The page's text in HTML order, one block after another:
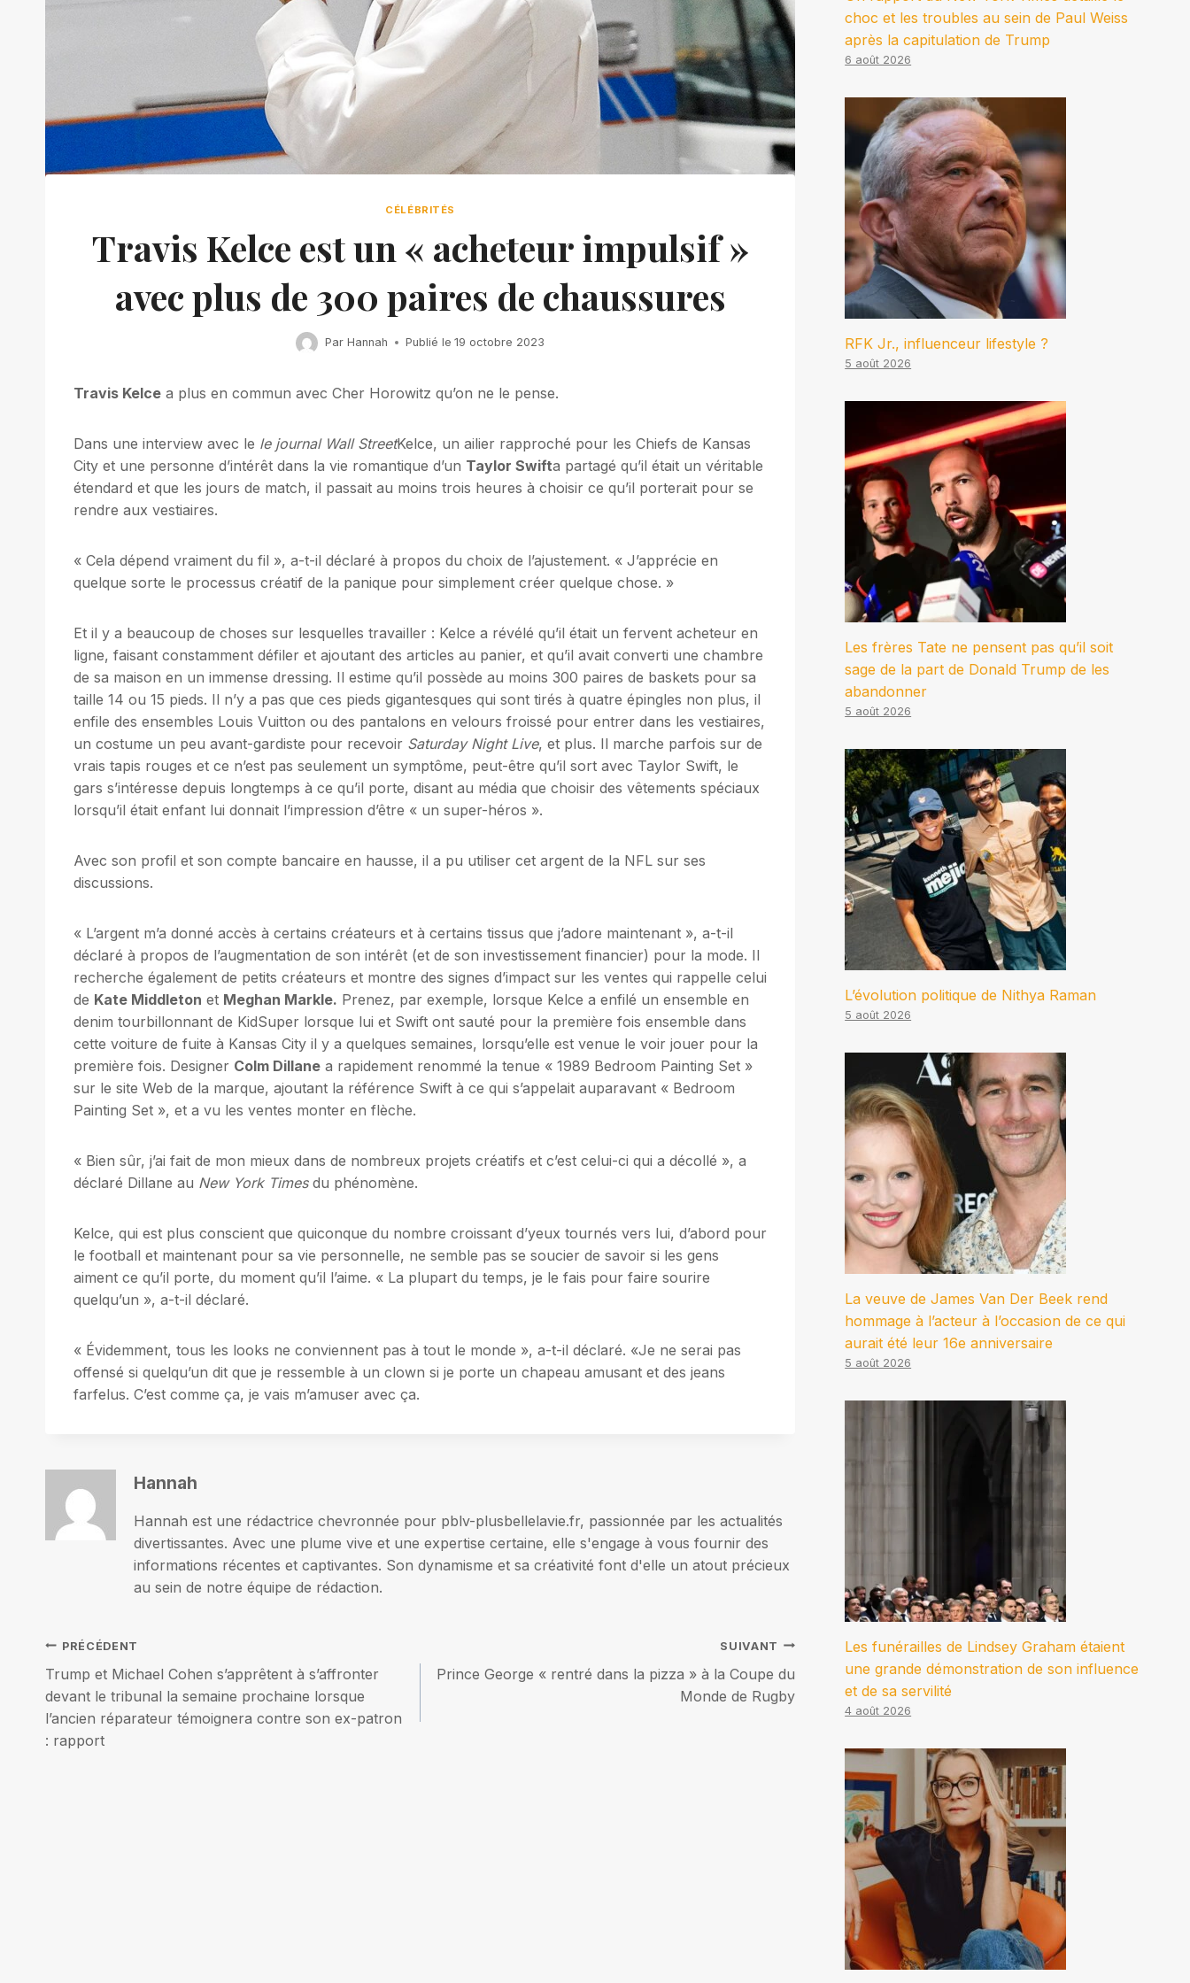
CÉLÉBRITÉS
Travis Kelce est un « acheteur impulsif »
avec plus de 300 paires de chaussures
Par Hannah Publié le 19 octobre 2023
Travis Kelce a plus en commun avec Cher Horowitz qu’on ne le pense.
Dans une interview avec le le journal Wall StreetKelce, un ailier rapproché pour les Chiefs de Kansas
City et une personne d’intérêt dans la vie romantique d’un Taylor Swifta partagé qu’il était un véritable
étendard et que les jours de match, il passait au moins trois heures à choisir ce qu’il porterait pour se
rendre aux vestiaires.
« Cela dépend vraiment du fil », a-t-il déclaré à propos du choix de l’ajustement. « J’apprécie en
quelque sorte le processus créatif de la panique pour simplement créer quelque chose. »
Et il y a beaucoup de choses sur lesquelles travailler : Kelce a révélé qu’il était un fervent acheteur en
ligne, faisant constamment défiler et ajoutant des articles au panier, et qu’il avait converti une chambre
de sa maison en un immense dressing. Il estime qu’il possède au moins 300 paires de baskets pour sa
taille 14 ou 15 pieds. Il n’y a pas que ces pieds gigantesques qui sont tirés à quatre épingles non plus, il
enfile des ensembles Louis Vuitton ou des pantalons en velours froissé pour entrer dans les vestiaires,
un costume un peu avant-gardiste pour recevoir Saturday Night Live, et plus. Il marche parfois sur de
vrais tapis rouges et ce n’est pas seulement un symptôme, peut-être qu’il sort avec Taylor Swift, le
gars s’intéresse depuis longtemps à ce qu’il porte, disant au média que choisir des vêtements spéciaux
lorsqu’il était enfant lui donnait l’impression d’être « un super-héros ».
Avec son profil et son compte bancaire en hausse, il a pu utiliser cet argent de la NFL sur ses
discussions.
« L’argent m’a donné accès à certains créateurs et à certains tissus que j’adore maintenant », a-t-il
déclaré à propos de l’augmentation de son intérêt (et de son investissement financier) pour la mode. Il
recherche également de petits créateurs et montre des signes d’impact sur les ventes qui rappelle celui
de Kate Middleton et Meghan Markle. Prenez, par exemple, lorsque Kelce a enfilé un ensemble en
denim tourbillonnant de KidSuper lorsque lui et Swift ont sauté pour la première fois ensemble dans
cette voiture de fuite à Kansas City il y a quelques semaines, lorsqu’elle est venue le voir jouer pour la
première fois. Designer Colm Dillane a rapidement renommé la tenue « 1989 Bedroom Painting Set »
sur le site Web de la marque, ajoutant la référence Swift à ce qui s’appelait auparavant « Bedroom
Painting Set », et a vu les ventes monter en flèche.
« Bien sûr, j’ai fait de mon mieux dans de nombreux projets créatifs et c’est celui-ci qui a décollé », a
déclaré Dillane au New York Timesdu phénomène.
Kelce, qui est plus conscient que quiconque du nombre croissant d’yeux tournés vers lui, d’abord pour
le football et maintenant pour sa vie personnelle, ne semble pas se soucier de savoir si les gens
aiment ce qu’il porte, du moment qu’il l’aime. « La plupart du temps, je le fais pour faire sourire
quelqu’un », a-t-il déclaré.
« Évidemment, tous les looks ne conviennent pas à tout le monde », a-t-il déclaré. «Je ne serai pas
offensé si quelqu’un dit que je ressemble à un clown si je porte un chapeau amusant et des jeans
farfelus. C’est comme ça, je vais m’amuser avec ça.
Hannah
Hannah est une rédactrice chevronnée pour pblv-plusbellelavie.fr, passionnée par les actualités
divertissantes. Avec une plume vive et une expertise certaine, elle s'engage à vous fournir des
informations récentes et captivantes. Son dynamisme et sa créativité font d'elle un atout précieux
au sein de notre équipe de rédaction.
Navigation
de
l’article
PRÉCÉDENT
Trump et Michael Cohen s’apprêtent à s’affronter
devant le tribunal la semaine prochaine lorsque
l’ancien réparateur témoignera contre son ex-patron
: rapport
SUIVANT
Prince George « rentré dans la pizza » à la Coupe du
Monde de Rugby
choc et les troubles au sein de Paul Weiss
après la capitulation de Trump
6 août 2026
RFK Jr., influenceur lifestyle ?
5 août 2026
Les frères Tate ne pensent pas qu’il soit
sage de la part de Donald Trump de les
abandonner
5 août 2026
L’évolution politique de Nithya Raman
5 août 2026
La veuve de James Van Der Beek rend
hommage à l’acteur à l’occasion de ce qui
aurait été leur 16e anniversaire
5 août 2026
Les funérailles de Lindsey Graham étaient
une grande démonstration de son influence
et de sa servilité
4 août 2026